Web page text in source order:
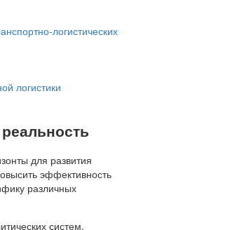
логистических
логистики
для развития
эффективность
различных
систем,